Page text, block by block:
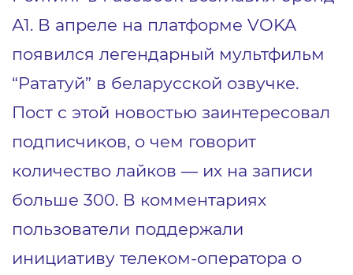
А1. В апреле на платформе VOKA
появился легендарный мультфильм
“Рататуй” в беларусской озвучке.
Пост с этой новостью заинтересовал
подписчиков, о чем говорит
количество лайков — их на записи
больше 300. В комментариях
пользователи поддержали
инициативу телеком-оператора о